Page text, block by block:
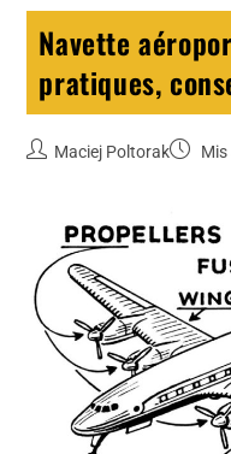
Navette
pratiques,
Maciej Poltorak Mis